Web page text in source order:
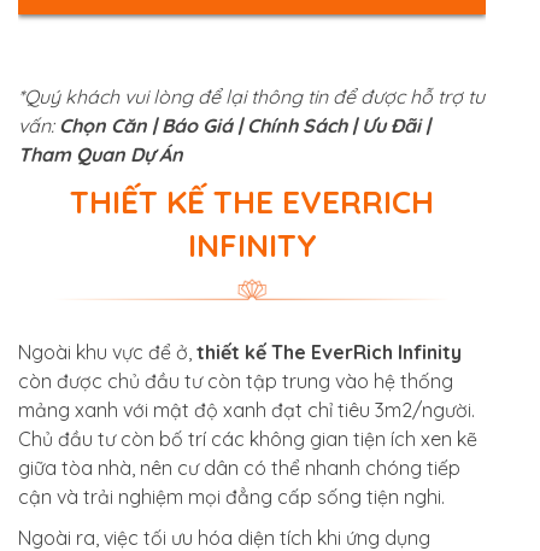
*Quý khách vui lòng để lại thông tin để được hỗ trợ tư
vấn: Chọn Căn | Báo Giá | Chính Sách | Ưu Đãi |
Tham Quan Dự Án
THIẾT KẾ THE EVERRICH
INFINITY
Ngoài khu vực để ở, thiết kế The EverRich Infinity
còn được chủ đầu tư còn tập trung vào hệ thống
mảng xanh với mật độ xanh đạt chỉ tiêu 3m2/người.
Chủ đầu tư còn bố trí các không gian tiện ích xen kẽ
giữa tòa nhà, nên cư dân có thể nhanh chóng tiếp
cận và trải nghiệm mọi đẳng cấp sống tiện nghi.
Ngoài ra, việc tối ưu hóa diện tích khi ứng dụng